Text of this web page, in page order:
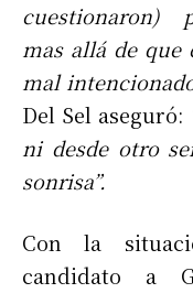
cuestionaron)
mas allá de que
mal
Del Sel aseguró:
ni desde otro
sonrisa”.
Con la
candidato a